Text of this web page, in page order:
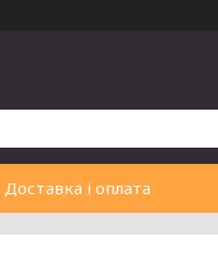
Доставка і оплата